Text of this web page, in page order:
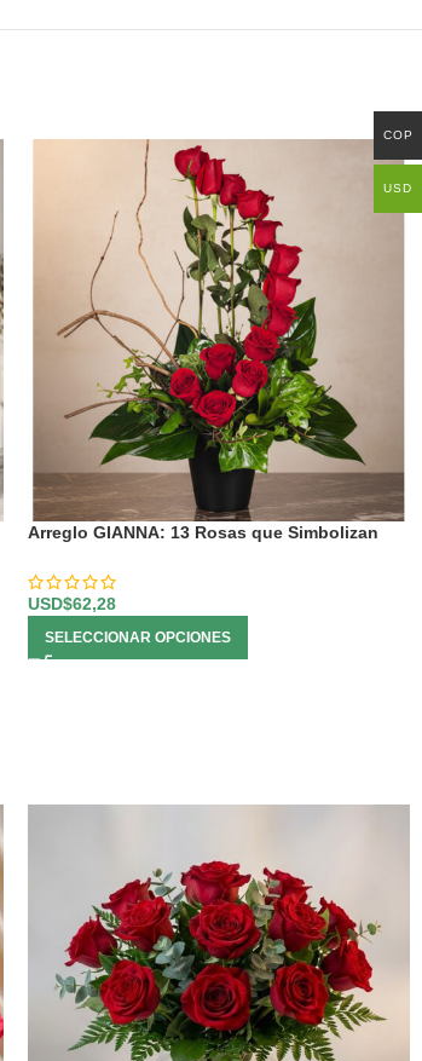
Arreglo GIANNA: 13 Rosas que Simbolizan
USD$62,28
SELECCIONAR OPCIONES
COP
USD